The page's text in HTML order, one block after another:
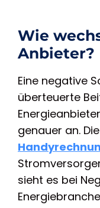
Wie
Anbieter?
Eine negative
überteuerte
genauer an. Die
sieht es bei